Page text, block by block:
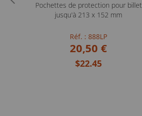
Pochettes de protection pour billet
jusqu'à 213 x 152 mm
Réf. : 888LP
20,50 €
$22.45